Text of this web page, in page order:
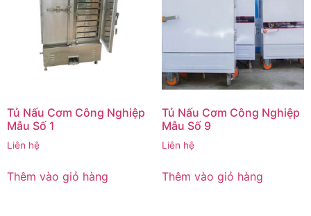
Tủ Nấu Cơm Công Nghiệp
Mẫu Số 1
Liên hệ
Thêm vào giỏ hàng
Tủ Nấu Cơm Công Nghiệp
Mẫu Số 9
Liên hệ
Thêm vào giỏ hàng